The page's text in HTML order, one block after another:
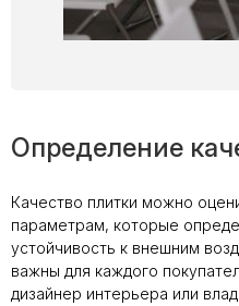
Определение
Качество плитки можно
параметрам, которые
устойчивость к внешним
важны для каждого
дизайнер интерьера или